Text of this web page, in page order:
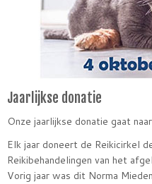
Jaarlijkse donatie
Onze jaarlijkse donatie gaat
Elk jaar doneert de Reikicirkel
Reikibehandelingen van het
Vorig jaar was dit Norma